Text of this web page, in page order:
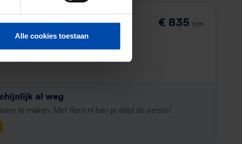
Alle cookies toestaan
Hoitsemastraat € 835 p/m
al weg
te maken. Met Rent.nl ben je altijd als eerste!